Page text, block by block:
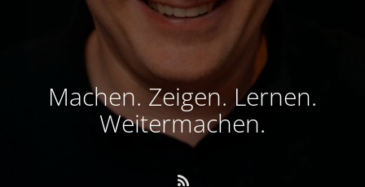
Machen. Zeigen. Lernen.
Weitermachen.